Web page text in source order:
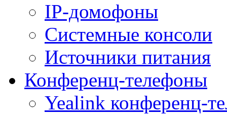
IP-домофоны
Системные консоли
Источники питания
Конференц-телефоны
Yealink конференц-